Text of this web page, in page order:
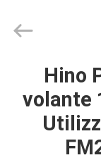
CASA
PRODOTTI
Technology
Hino
volante